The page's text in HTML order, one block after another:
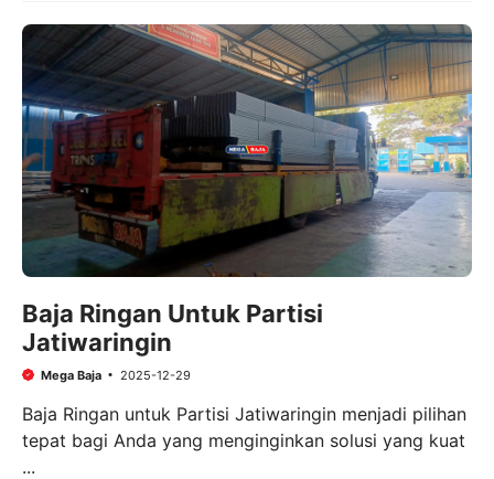
Baja Ringan Untuk Partisi
Jatiwaringin
Mega Baja 2025-12-29
Baja Ringan untuk Partisi Jatiwaringin menjadi pilihan
tepat bagi Anda yang menginginkan solusi yang kuat
...